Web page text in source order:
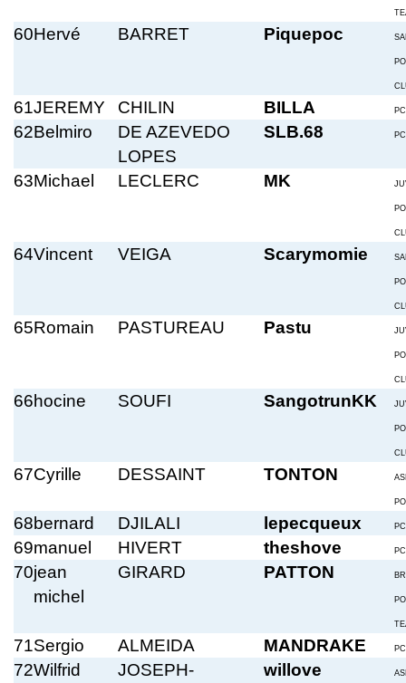
60Hervé BARRET Piquepoc
61JEREMY CHILIN BILLA
62Belmiro
DE AZEVEDO
LOPES
SLB.68
63Michael LECLERC MK
64Vincent VEIGA Scarymomie
65Romain PASTUREAU Pastu
66hocine SOUFI SangotrunKK
67Cyrille DESSAINT TONTON
68bernard DJILALI lepecqueux
69manuel HIVERT theshove
70jean
michel
GIRARD PATTON
71Sergio ALMEIDA MANDRAKE
72Wilfrid
JOSEPH-
willove